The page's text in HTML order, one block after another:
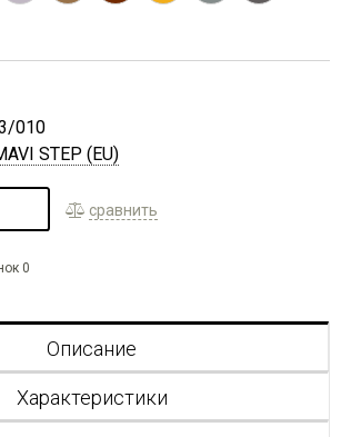
010
STEP (EU)
сравнить
0
Описание
Характеристики